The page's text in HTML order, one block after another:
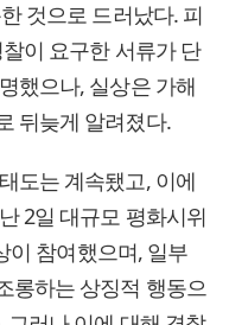
것으로 드러났다. 피
이 요구한 서류가 단
했으나, 실상은 가해
뒤늦게 알려졌다.
도는 계속됐고, 이에
2일 대규모 평화시위
이 참여했으며, 일부
롱하는 상징적 행동으